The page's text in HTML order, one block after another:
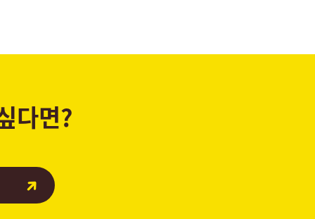
다면?